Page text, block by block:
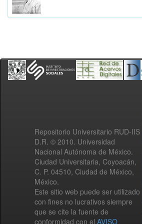
Repositorio Universitario RUD-IIS
D.R. © 2010. Universidad
Nacional Autónoma de México.
Ciudad Universitaria, Coyoacán,
C. P. 04510, Ciudad de México,
México.
Este sitio web puede ser utilizado
con fines no lucrativos siempre
que se cite la fuente de
conformidad con el AVISO